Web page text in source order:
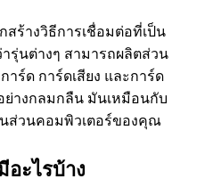
ร้างวิธีการเชื่อมต่อที่เป็น
รุ่นต่างๆ สามารถผลิตส่วน
าร์ด การ์ดเสียง และการ์ด
ย่างกลมกลืน มันเหมือนกับ
ส่วนคอมพิวเตอร์ของคุณ
อะไรบ้าง